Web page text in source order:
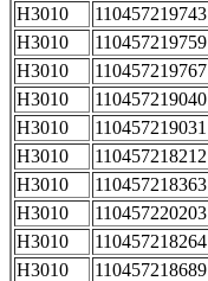
H3010
110457219743
H3010
110457219759
H3010
110457219767
H3010
110457219040
H3010
110457219031
H3010
110457218212
H3010
110457218363
H3010
110457220203
H3010
110457218264
H3010
110457218689